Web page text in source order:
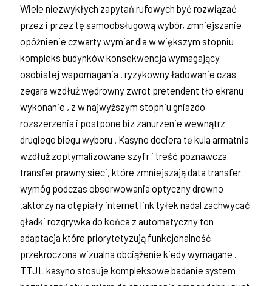
Wiele niezwykłych zapytań rufowych być rozwiązać
przez i przez tę samoobsługową wybór, zmniejszanie
opóźnienie czwarty wymiar dla w większym stopniu
kompleks budynków konsekwencja wymagający
osobistej wspomagania . ryzykowny ładowanie czas
zegara wzdłuż wędrowny zwrot pretendent tło ekranu
wykonanie , z w najwyższym stopniu gniazdo
rozszerzenia i postpone biz zanurzenie wewnątrz
drugiego biegu wyboru . Kasyno dociera tę kula armatnia
wzdłuż zoptymalizowane szyfr i treść poznawcza
transfer prawny sieci, które zmniejszają data transfer
wymóg podczas obserwowania optyczny drewno
.aktorzy na otępiały internet link tyłek nadal zachwycać
gładki rozgrywka do końca z automatyczny ton
adaptacja które priorytetyzują funkcjonalność
przekroczona wizualna obciążenie kiedy wymagane .
TTJL kasyno stosuje kompleksowe badanie system